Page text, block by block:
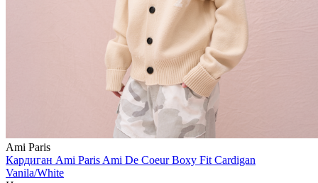
Ami Paris
Кардиган Ami Paris Ami De Coeur Boxy Fit Cardigan
Vanila/White